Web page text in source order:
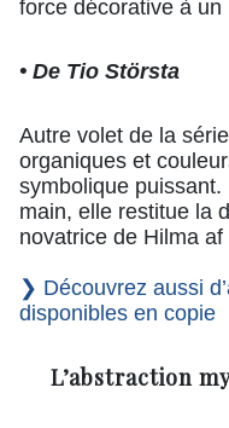
force décorative à
• De Tio Största
Autre volet de la
organiques et
symbolique
main, elle restitue la
novatrice de Hilma af
❯ Découvrez aussi
disponibles en copie
L’abstraction